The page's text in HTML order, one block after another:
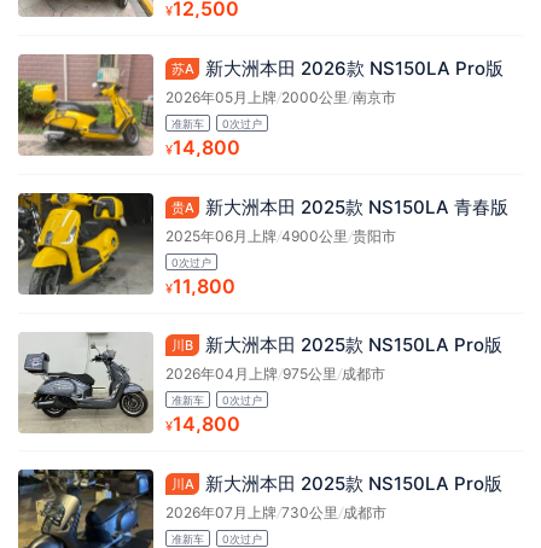
¥12,500
苏A 新大洲本田 2026款 NS150LA Pro版
2026年05月上牌/2000公里 /南京市
准新车 0次过户
¥14,800
贵A 新大洲本田 2025款 NS150LA 青春版
2025年06月上牌/4900公里 /贵阳市
0次过户
¥11,800
川B 新大洲本田 2025款 NS150LA Pro版
2026年04月上牌/975公里/成都市
准新车 0次过户
¥14,800
川A 新大洲本田 2025款 NS150LA Pro版
2026年07月上牌/730公里/成都市
准新车 0次过户